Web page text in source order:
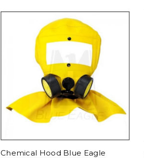
Chemical Hood Blue Eagle